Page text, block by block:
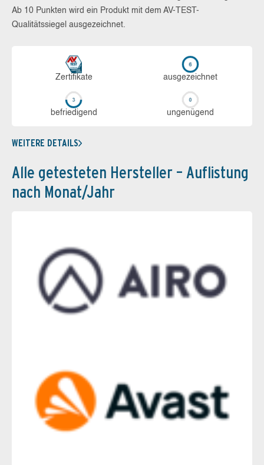
Ab 10 Punkten wird ein Produkt mit dem AV-TEST-
Qualitätssiegel ausgezeichnet.
Zerti­fikate aus­ge­zeich­net
be­frie­di­gend un­ge­nü­gend
WEITERE DETAILS
Alle getesteten Hersteller – Auflistung
nach Monat/Jahr